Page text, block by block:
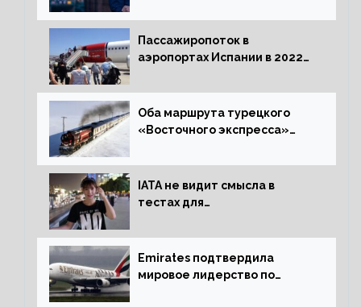
жительство
Пассажиропоток в
аэропортах Испании в 2022
процентов
Оба маршрута турецкого
«Восточного экспресса»
IATA не видит смысла в
тестах для
Emirates подтвердила
мировое лидерство по